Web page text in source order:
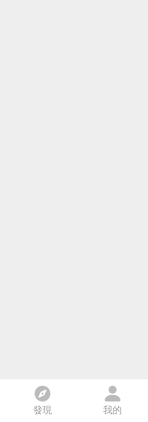
發現 我的